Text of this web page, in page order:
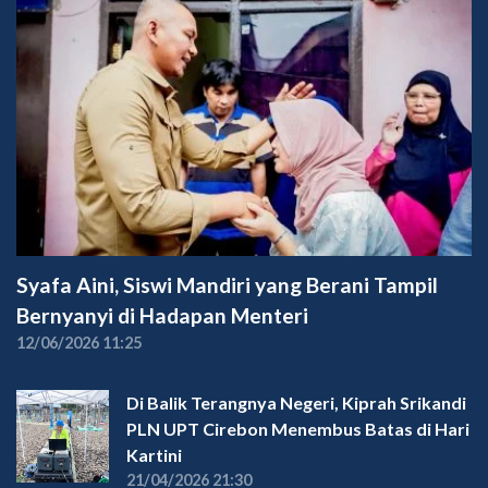
Syafa Aini, Siswi Mandiri yang Berani Tampil
Bernyanyi di Hadapan Menteri
12/06/2026 11:25
Di Balik Terangnya Negeri, Kiprah Srikandi
PLN UPT Cirebon Menembus Batas di Hari
Kartini
21/04/2026 21:30